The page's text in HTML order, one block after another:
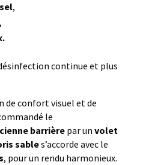
,
,
continue et plus
de confort visuel et de
le
barrièrepar un volet
sables’accorde avec le
, pour un rendu harmonieux.